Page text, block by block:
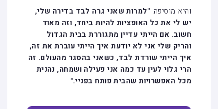
והיא מוסיפה: "למרות שאני גרה לבד בדירה שלי,
יש לי את כל האופציות להיות ביחד, וזה מאוד
חשוב. אם הייתי עדיין מתגוררת בבית הגדול
והריק שלי אני לא יודעת איך הייתי עוברת את זה,
איך הייתי שורדת לבד, כשאני בהסגר מהעולם. זה
הרי גלוי לעין עד כמה אני פעילה ושמחה, נהנית
מכל האפשרויות שהבית פותח בפניי."